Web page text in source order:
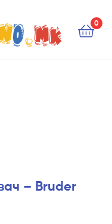
0
– Bruder